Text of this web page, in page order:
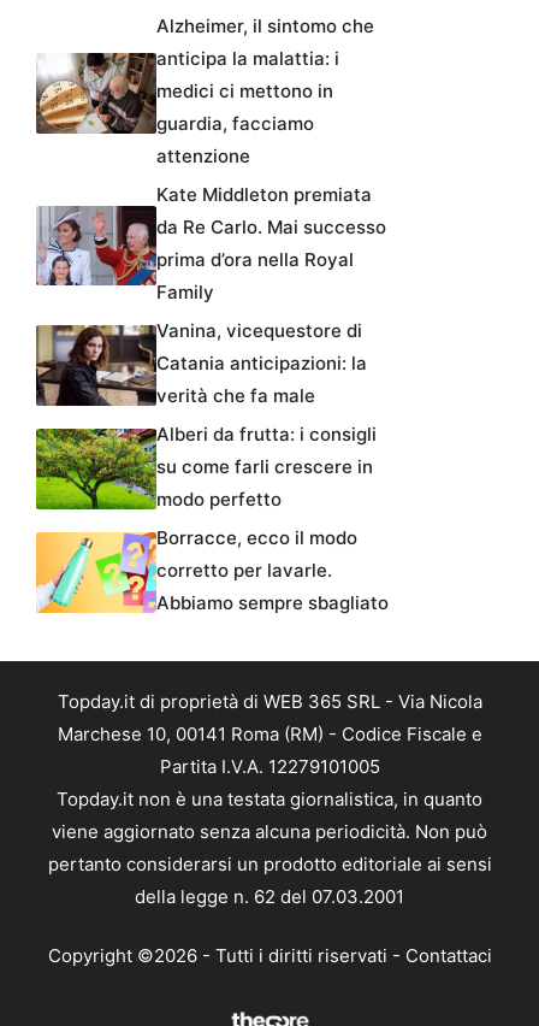
Alzheimer, il sintomo che
anticipa la malattia: i
medici ci mettono in
guardia, facciamo
attenzione
Kate Middleton premiata
da Re Carlo. Mai successo
prima d’ora nella Royal
Family
Vanina, vicequestore di
Catania anticipazioni: la
verità che fa male
Alberi da frutta: i consigli
su come farli crescere in
modo perfetto
Borracce, ecco il modo
corretto per lavarle.
Abbiamo sempre sbagliato
Topday.it di proprietà di WEB 365 SRL - Via Nicola
Marchese 10, 00141 Roma (RM) - Codice Fiscale e
Partita I.V.A. 12279101005
Topday.it non è una testata giornalistica, in quanto
viene aggiornato senza alcuna periodicità. Non può
pertanto considerarsi un prodotto editoriale ai sensi
della legge n. 62 del 07.03.2001
Copyright ©2026 - Tutti i diritti riservati - Contattaci